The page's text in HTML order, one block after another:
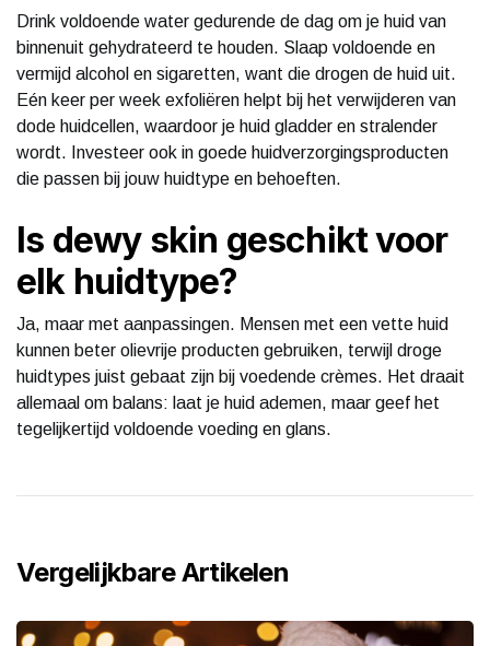
Drink voldoende water gedurende de dag om je huid van
binnenuit gehydrateerd te houden. Slaap voldoende en
vermijd alcohol en sigaretten, want die drogen de huid uit.
Eén keer per week exfoliëren helpt bij het verwijderen van
dode huidcellen, waardoor je huid gladder en stralender
wordt. Investeer ook in goede huidverzorgingsproducten
die passen bij jouw huidtype en behoeften.
Is dewy skin geschikt voor
elk huidtype?
Ja, maar met aanpassingen. Mensen met een vette huid
kunnen beter olievrije producten gebruiken, terwijl droge
huidtypes juist gebaat zijn bij voedende crèmes. Het draait
allemaal om balans: laat je huid ademen, maar geef het
tegelijkertijd voldoende voeding en glans.
Vergelijkbare Artikelen